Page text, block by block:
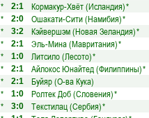
* 2:1 Кормакур-Хвёт (Исландия)*
* 2:0 Ошакати-Сити (Намибия)*
* 3:2 Кэйвершэм (Новая Зеландия)*
* 2:1 Эль-Мина (Мавритания)*
* 1:0 Литсило (Лесото)*
* 2:1 Айлокос Юнайтед (Филиппины)*
* 2:1
Буйяр (О-ва Кука)
* 1:0 Ролтек Доб (Словения)*
* 3:0 Текстилац (Сербия)*